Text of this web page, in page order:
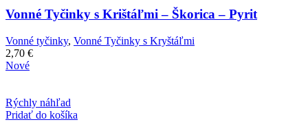
Vonné Tyčinky s Krištáľmi – Škorica – Pyrit
Vonné tyčinky, Vonné Tyčinky s Kryštáľmi
2,70 €
Nové
Rýchly náhľad
Pridať do košíka